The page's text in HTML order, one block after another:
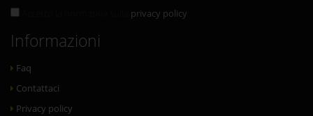
privacy policy
Informazioni
Faq
Contattaci
Privacy policy